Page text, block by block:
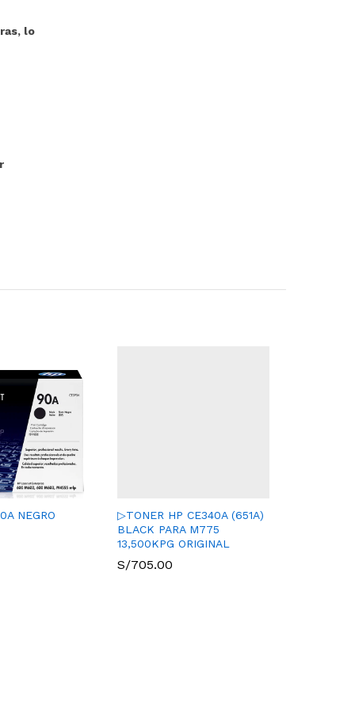
lo
NEGRO
▷TONER HP CE340A (651A)
BLACK PARA M775
13,500KPG ORIGINAL
S/705.00